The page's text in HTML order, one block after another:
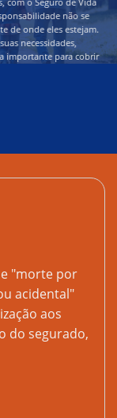
não se
de onde eles estejam.
necessidades,
importante para cobrir
"morte por
acidental"
aos
do segurado,